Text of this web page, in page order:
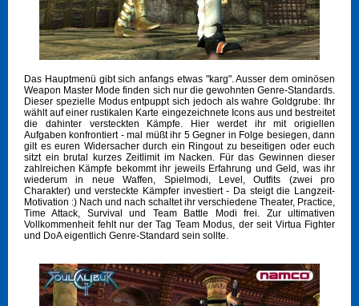
Das Hauptmenü gibt sich anfangs etwas "karg". Ausser dem ominösen
Weapon Master Mode finden sich nur die gewohnten Genre-Standards.
Dieser spezielle Modus entpuppt sich jedoch als wahre Goldgrube: Ihr
wählt auf einer rustikalen Karte eingezeichnete Icons aus und bestreitet
die dahinter versteckten Kämpfe. Hier werdet ihr mit origiellen
Aufgaben konfrontiert - mal müßt ihr 5 Gegner in Folge besiegen, dann
gilt es euren Widersacher durch ein Ringout zu beseitigen oder euch
sitzt ein brutal kurzes Zeitlimit im Nacken. Für das Gewinnen dieser
zahlreichen Kämpfe bekommt ihr jeweils Erfahrung und Geld, was ihr
wiederum in neue Waffen, Spielmodi, Level, Outfits (zwei pro
Charakter) und versteckte Kämpfer investiert - Da steigt die Langzeit-
Motivation :) Nach und nach schaltet ihr verschiedene Theater, Practice,
Time Attack, Survival und Team Battle Modi frei. Zur ultimativen
Vollkommenheit fehlt nur der Tag Team Modus, der seit Virtua Fighter
und DoA eigentlich Genre-Standard sein sollte.